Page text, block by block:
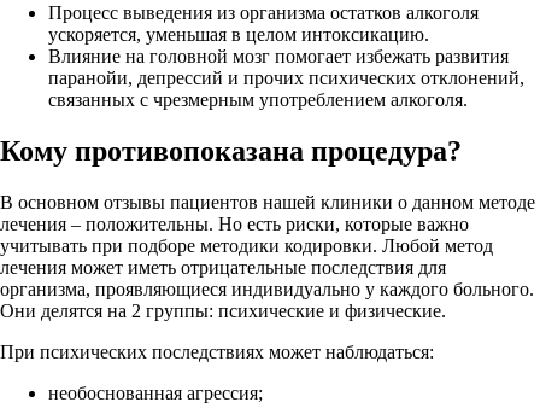
Процесс выведения из организма остатков алкоголя
ускоряется, уменьшая в целом интоксикацию.
Влияние на головной мозг помогает избежать развития
паранойи, депрессий и прочих психических отклонений,
связанных с чрезмерным употреблением алкоголя.
Кому противопоказана процедура?
В основном отзывы пациентов нашей клиники о данном методе
лечения – положительны. Но есть риски, которые важно
учитывать при подборе методики кодировки. Любой метод
лечения может иметь отрицательные последствия для
организма, проявляющиеся индивидуально у каждого больного.
Они делятся на 2 группы: психические и физические.
При психических последствиях может наблюдаться:
необоснованная агрессия;